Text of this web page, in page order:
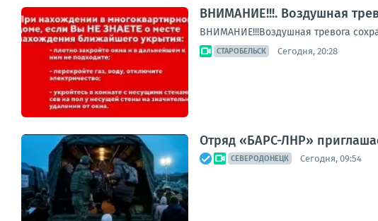
ВНИМАНИЕ!!!. Воздушная
ВНИМАНИЕ!!!Воздушная тревога
СТАРОБЕЛЬСК Сегодня, 20:28
Отряд «БАРС-ЛНР»
СЕВЕРОДОНЕЦК Сегодня, 09:54